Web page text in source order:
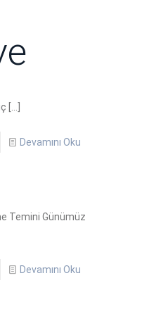
Devamını Oku
Temini Günümüz
Devamını Oku